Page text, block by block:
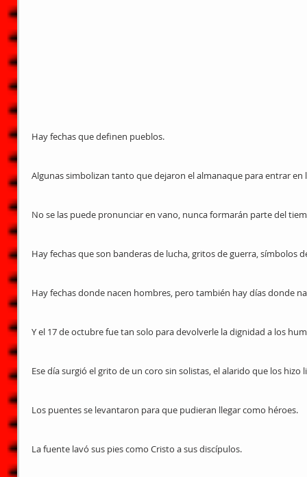
Hay fechas que definen pueblos.
Algunas simbolizan tanto que dejaron el almanaque para entrar en
No se las puede pronunciar en vano, nunca formarán parte del
Hay fechas que son banderas de lucha, gritos de guerra, símbolos
Hay fechas donde nacen hombres, pero también hay días donde
Y el 17 de octubre fue tan solo para devolverle la dignidad a los
Ese día surgió el grito de un coro sin solistas, el alarido que los
Los puentes se levantaron para que pudieran llegar como héroes.
La fuente lavó sus pies como Cristo a sus discípulos.